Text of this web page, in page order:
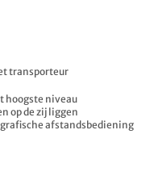
transporteur
hoogste niveau
op de zij liggen
afstandsbediening